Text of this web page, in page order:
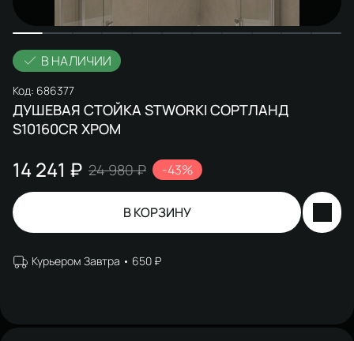
В НАЛИЧИИ
Код: 686377
ДУШЕВАЯ СТОЙКА STWORKI СОРТЛАНД
S10160CR ХРОМ
14 241 ₽ 24 980 ₽ -43%
В КОРЗИНУ
Курьером Завтра 650 ₽